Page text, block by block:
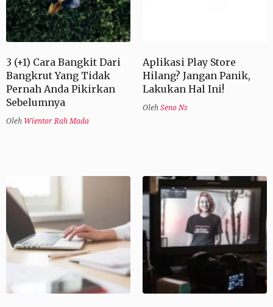
3 (+1) Cara Bangkit Dari
Bangkrut Yang Tidak
Pernah Anda Pikirkan
Sebelumnya
Oleh Wientor Rah Mada
Aplikasi Play Store
Hilang? Jangan Panik,
Lakukan Hal Ini!
Oleh Seno Ns